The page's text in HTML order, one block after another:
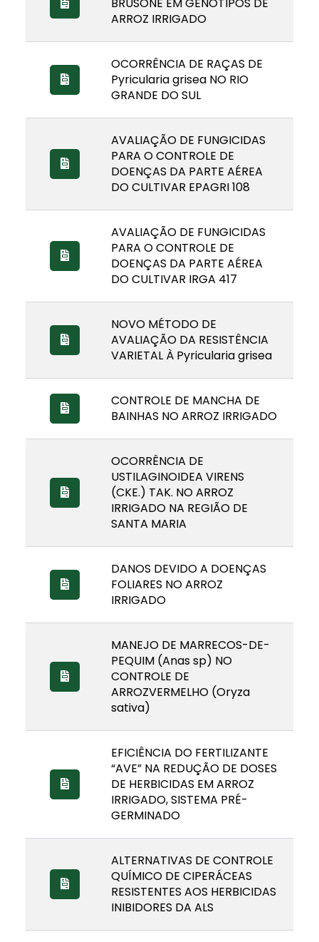
ARROZ IRRIGADO
OCORRÊNCIA DE RAÇAS DE
Pyricularia grisea NO RIO
GRANDE DO SUL
AVALIAÇÃO DE FUNGICIDAS
PARA O CONTROLE DE
DOENÇAS DA PARTE AÉREA
DO CULTIVAR EPAGRI 108
AVALIAÇÃO DE FUNGICIDAS
PARA O CONTROLE DE
DOENÇAS DA PARTE AÉREA
DO CULTIVAR IRGA 417
NOVO MÉTODO DE
AVALIAÇÃO DA RESISTÊNCIA
VARIETAL À Pyricularia grisea
CONTROLE DE MANCHA DE
BAINHAS NO ARROZ IRRIGADO
OCORRÊNCIA DE
USTILAGINOIDEA VIRENS
(CKE.) TAK. NO ARROZ
IRRIGADO NA REGIÃO DE
SANTA MARIA
DANOS DEVIDO A DOENÇAS
FOLIARES NO ARROZ
IRRIGADO
MANEJO DE MARRECOS-DE-
PEQUIM (Anas sp) NO
CONTROLE DE
ARROZVERMELHO (Oryza
sativa)
EFICIÊNCIA DO FERTILIZANTE
“AVE” NA REDUÇÃO DE DOSES
DE HERBICIDAS EM ARROZ
IRRIGADO, SISTEMA PRÉ-
GERMINADO
ALTERNATIVAS DE CONTROLE
QUÍMICO DE CIPERÁCEAS
RESISTENTES AOS HERBICIDAS
INIBIDORES DA ALS